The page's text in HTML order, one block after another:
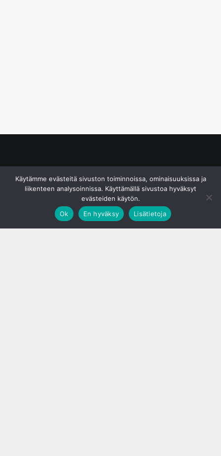
Käytämme evästeitä sivuston toiminnoissa, ominaisuuksissa ja
liikenteen analysoinnissa. Käyttämällä sivustoa hyväksyt
evästeiden käytön.
Ok
En hyväksy Lisätietoja